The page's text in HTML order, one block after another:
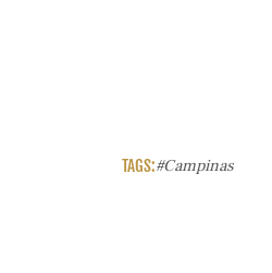
TAGS:#campinas